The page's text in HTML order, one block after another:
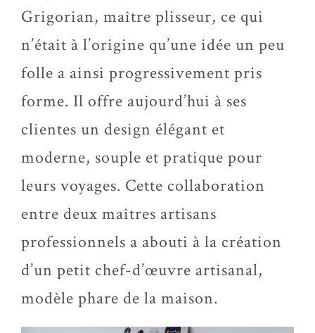
Grigorian, maître plisseur, ce qui
n’était à l’origine qu’une idée un peu
folle a ainsi progressivement pris
forme. Il offre aujourd’hui à ses
clientes un design élégant et
moderne, souple et pratique pour
leurs voyages. Cette collaboration
entre deux maîtres artisans
professionnels a abouti à la création
d’un petit chef-d’œuvre artisanal,
modèle phare de la maison.